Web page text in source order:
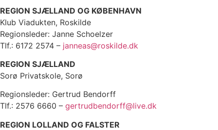
REGION SJÆLLAND OG KØBENHAVN
Klub Viadukten, Roskilde
Regionsleder: Janne Schoelzer
Tlf.: 6172 2574 – janneas@roskilde.dk
REGION SJÆLLAND
Sorø Privatskole, Sorø
Regionsleder: Gertrud Bendorff
Tlf.: 2576 6660 – gertrudbendorff@live.dk
REGION LOLLAND OG FALSTER